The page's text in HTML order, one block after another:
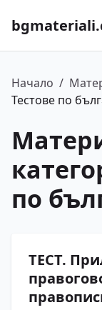
Начало /
Тестове по
по
ТЕСТ.